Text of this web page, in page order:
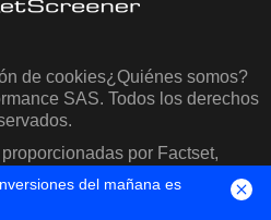
de cookies¿Quiénes somos?
SAS. Todos los derechos
por Factset,
y S&P Capital IQ
del mañana es